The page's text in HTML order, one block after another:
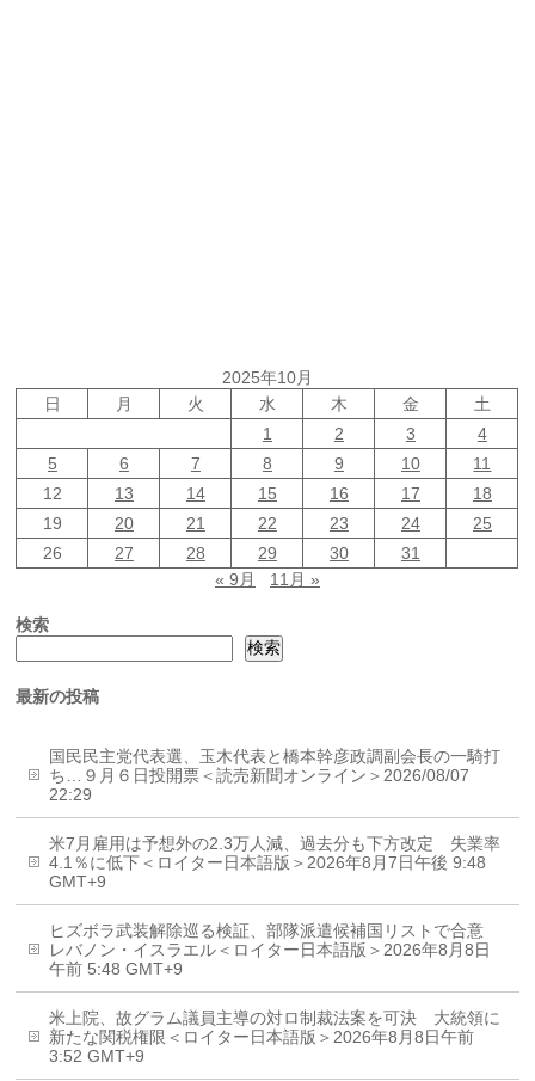
2025年10月
日
月 火 水 木 金
土
1
2 3
4
5
6 7 8 9 10
11
12
13 14 15 16 17
18
19
20 21 22 23 24
25
26
27 28 29 30
31
« 9月
11月 »
検索
検索
最新の投稿
国民民主党代表選、玉木代表と橋本幹彦政調副会長の一騎打
ち…９月６日投開票＜読売新聞オンライン＞2026/08/07
22:29
米7月雇用は予想外の2.3万人減、過去分も下方改定 失業率
4.1％に低下＜ロイター日本語版＞2026年8月7日午後 9:48
GMT+9
ヒズボラ武装解除巡る検証、部隊派遣候補国リストで合意
レバノン・イスラエル＜ロイター日本語版＞2026年8月8日
午前 5:48 GMT+9
米上院、故グラム議員主導の対ロ制裁法案を可決 大統領に
新たな関税権限＜ロイター日本語版＞2026年8月8日午前
3:52 GMT+9